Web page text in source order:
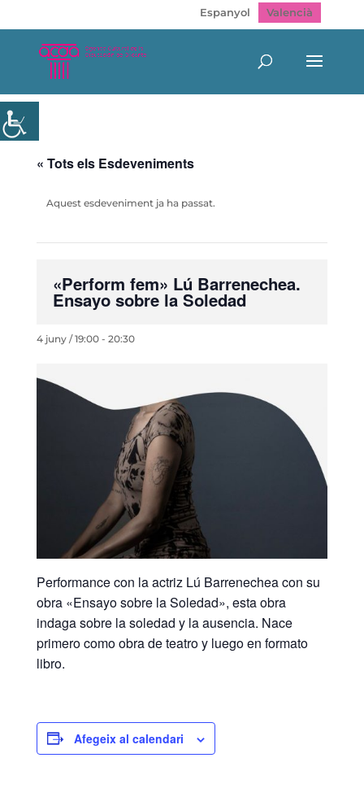
Espanyol Valencià
« Tots els Esdeveniments
Aquest esdeveniment ja ha passat.
«Perform fem» Lú Barrenechea.
Ensayo sobre la Soledad
4 juny / 19:00- 20:30
Performance con la actriz Lú Barrenechea con su
obra «Ensayo sobre la Soledad», esta obra
indaga sobre la soledad y la ausencia. Nace
primero como obra de teatro y luego en formato
libro.
Afegeix al calendari